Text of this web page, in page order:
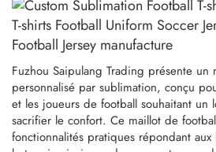
Fuzhou Saipulang Trading présente un
personnalisé par sublimation, conçu
et les joueurs de football souhaitant un
sacrifier le confort. Ce maillot de
fonctionnalités pratiques répondant